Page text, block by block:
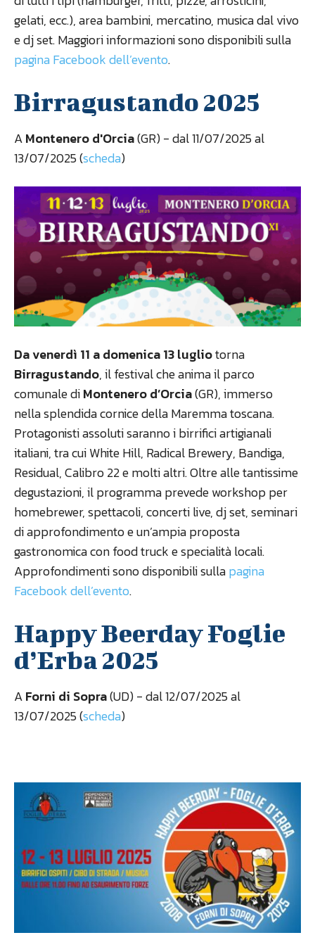
gelati, ecc.), area bambini, mercatino, musica dal vivo
e dj set. Maggiori informazioni sono disponibili sulla
pagina Facebook dell’evento.
Birragustando 2025
AMontenero d'Orcia(GR) - dal 11/07/2025 al
13/07/2025 (scheda)
Da venerdì 11 a domenica 13 lugliotorna
Birragustando, il festival che anima il parco
comunale diMontenero d’Orcia(GR), immerso
nella splendida cornice della Maremma toscana.
Protagonisti assoluti saranno i birrifici artigianali
italiani, tra cui White Hill, Radical Brewery, Bandiga,
Residual, Calibro 22 e molti altri. Oltre alle tantissime
degustazioni, il programma prevede workshop per
homebrewer, spettacoli, concerti live, dj set, seminari
di approfondimento e un’ampia proposta
gastronomica con food truck e specialità locali.
Approfondimenti sono disponibili sullapagina
Facebook dell’evento.
Happy Beerday Foglie
d’Erba 2025
AForni di Sopra(UD) - dal 12/07/2025 al
13/07/2025 (scheda)